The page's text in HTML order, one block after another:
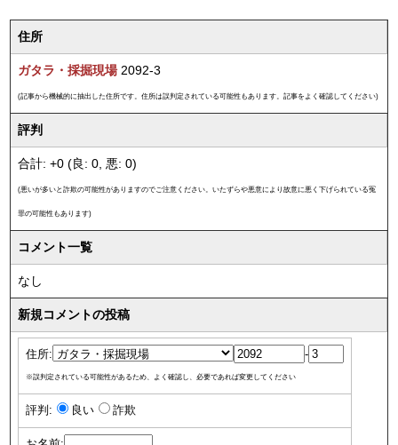
住所
ガタラ・採掘現場2092-3
(記事から機械的に抽出した住所です。住所は誤判定されている可能性もあります。記事をよく確認してください)
評判
合計: +0 (良: 0, 悪: 0)
(悪いが多いと詐欺の可能性がありますのでご注意ください。いたずらや悪意により故意に悪く下げられている冤
罪の可能性もあります)
コメント一覧
なし
新規コメントの投稿
住所: -
※誤判定されている可能性があるため、よく確認し、必要であれば変更してください
評判: 良い 詐欺